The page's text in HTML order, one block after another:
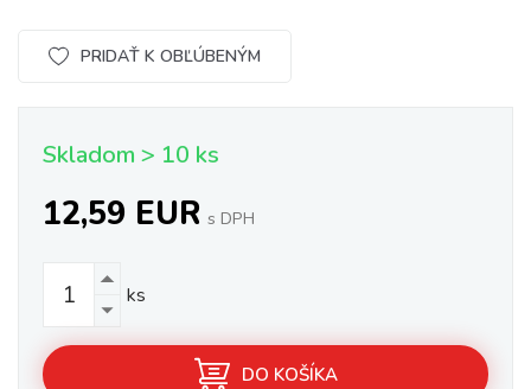
PRIDAŤ K OBĽÚBENÝM
Skladom > 10 ks
12,59 EUR s DPH
ks
DO KOŠÍKA